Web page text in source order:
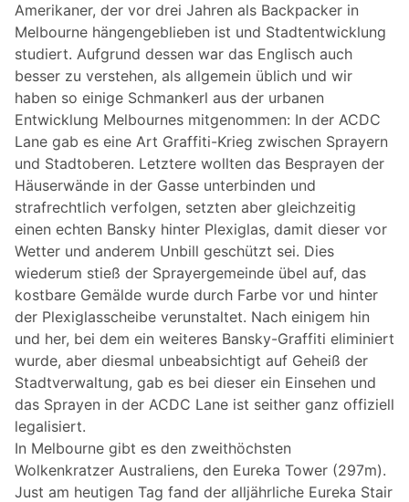
Amerikaner, der vor drei Jahren als Backpacker in
Melbourne hängengeblieben ist und Stadtentwicklung
studiert. Aufgrund dessen war das Englisch auch
besser zu verstehen, als allgemein üblich und wir
haben so einige Schmankerl aus der urbanen
Entwicklung Melbournes mitgenommen: In der ACDC
Lane gab es eine Art Graffiti-Krieg zwischen Sprayern
und Stadtoberen. Letztere wollten das Besprayen der
Häuserwände in der Gasse unterbinden und
strafrechtlich verfolgen, setzten aber gleichzeitig
einen echten Bansky hinter Plexiglas, damit dieser vor
Wetter und anderem Unbill geschützt sei. Dies
wiederum stieß der Sprayergemeinde übel auf, das
kostbare Gemälde wurde durch Farbe vor und hinter
der Plexiglasscheibe verunstaltet. Nach einigem hin
und her, bei dem ein weiteres Bansky-Graffiti eliminiert
wurde, aber diesmal unbeabsichtigt auf Geheiß der
Stadtverwaltung, gab es bei dieser ein Einsehen und
das Sprayen in der ACDC Lane ist seither ganz offiziell
legalisiert.
In Melbourne gibt es den zweithöchsten
Wolkenkratzer Australiens, den Eureka Tower (297m).
Just am heutigen Tag fand der alljährliche Eureka Stair